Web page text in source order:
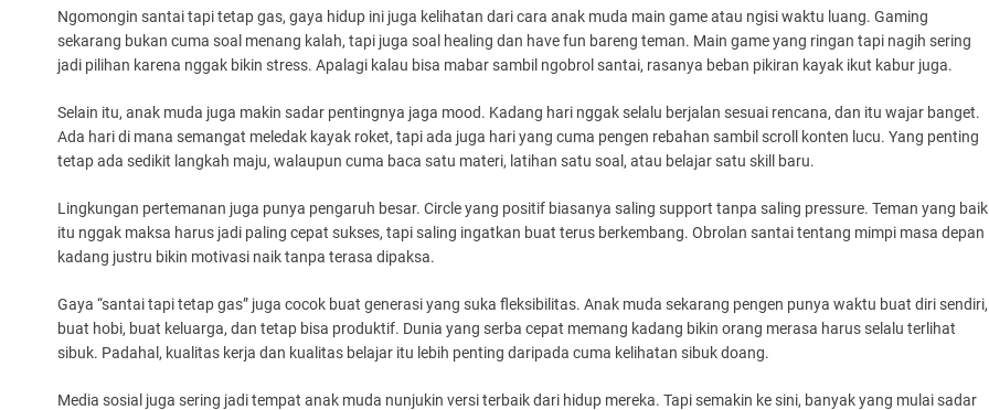
Ngomongin santai tapi tetap gas, gaya hidup ini juga kelihatan dari cara anak muda main game atau ngisi waktu luang. Gaming
sekarang bukan cuma soal menang kalah, tapi juga soal healing dan have fun bareng teman. Main game yang ringan tapi nagih sering
jadi pilihan karena nggak bikin stress. Apalagi kalau bisa mabar sambil ngobrol santai, rasanya beban pikiran kayak ikut kabur juga.
Selain itu, anak muda juga makin sadar pentingnya jaga mood. Kadang hari nggak selalu berjalan sesuai rencana, dan itu wajar banget.
Ada hari di mana semangat meledak kayak roket, tapi ada juga hari yang cuma pengen rebahan sambil scroll konten lucu. Yang penting
tetap ada sedikit langkah maju, walaupun cuma baca satu materi, latihan satu soal, atau belajar satu skill baru.
Lingkungan pertemanan juga punya pengaruh besar. Circle yang positif biasanya saling support tanpa saling pressure. Teman yang baik
itu nggak maksa harus jadi paling cepat sukses, tapi saling ingatkan buat terus berkembang. Obrolan santai tentang mimpi masa depan
kadang justru bikin motivasi naik tanpa terasa dipaksa.
Gaya “santai tapi tetap gas” juga cocok buat generasi yang suka fleksibilitas. Anak muda sekarang pengen punya waktu buat diri sendiri,
buat hobi, buat keluarga, dan tetap bisa produktif. Dunia yang serba cepat memang kadang bikin orang merasa harus selalu terlihat
sibuk. Padahal, kualitas kerja dan kualitas belajar itu lebih penting daripada cuma kelihatan sibuk doang.
Media sosial juga sering jadi tempat anak muda nunjukin versi terbaik dari hidup mereka. Tapi semakin ke sini, banyak yang mulai sadar